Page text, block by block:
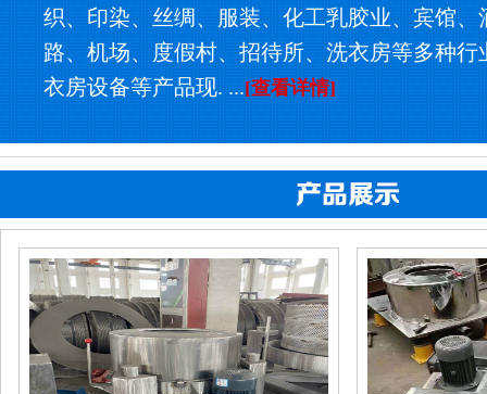
织、印染、丝绸、服装、化工乳胶业、宾馆、
路、机场、度假村、招待所、洗衣房等多种行
衣房设备等产品现. ...[查看详情]